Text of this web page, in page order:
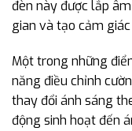
đèn này được lắp
gian và tạo cảm
Một trong những
năng điều chỉnh
thay đổi ánh sáng
động sinh hoạt đến